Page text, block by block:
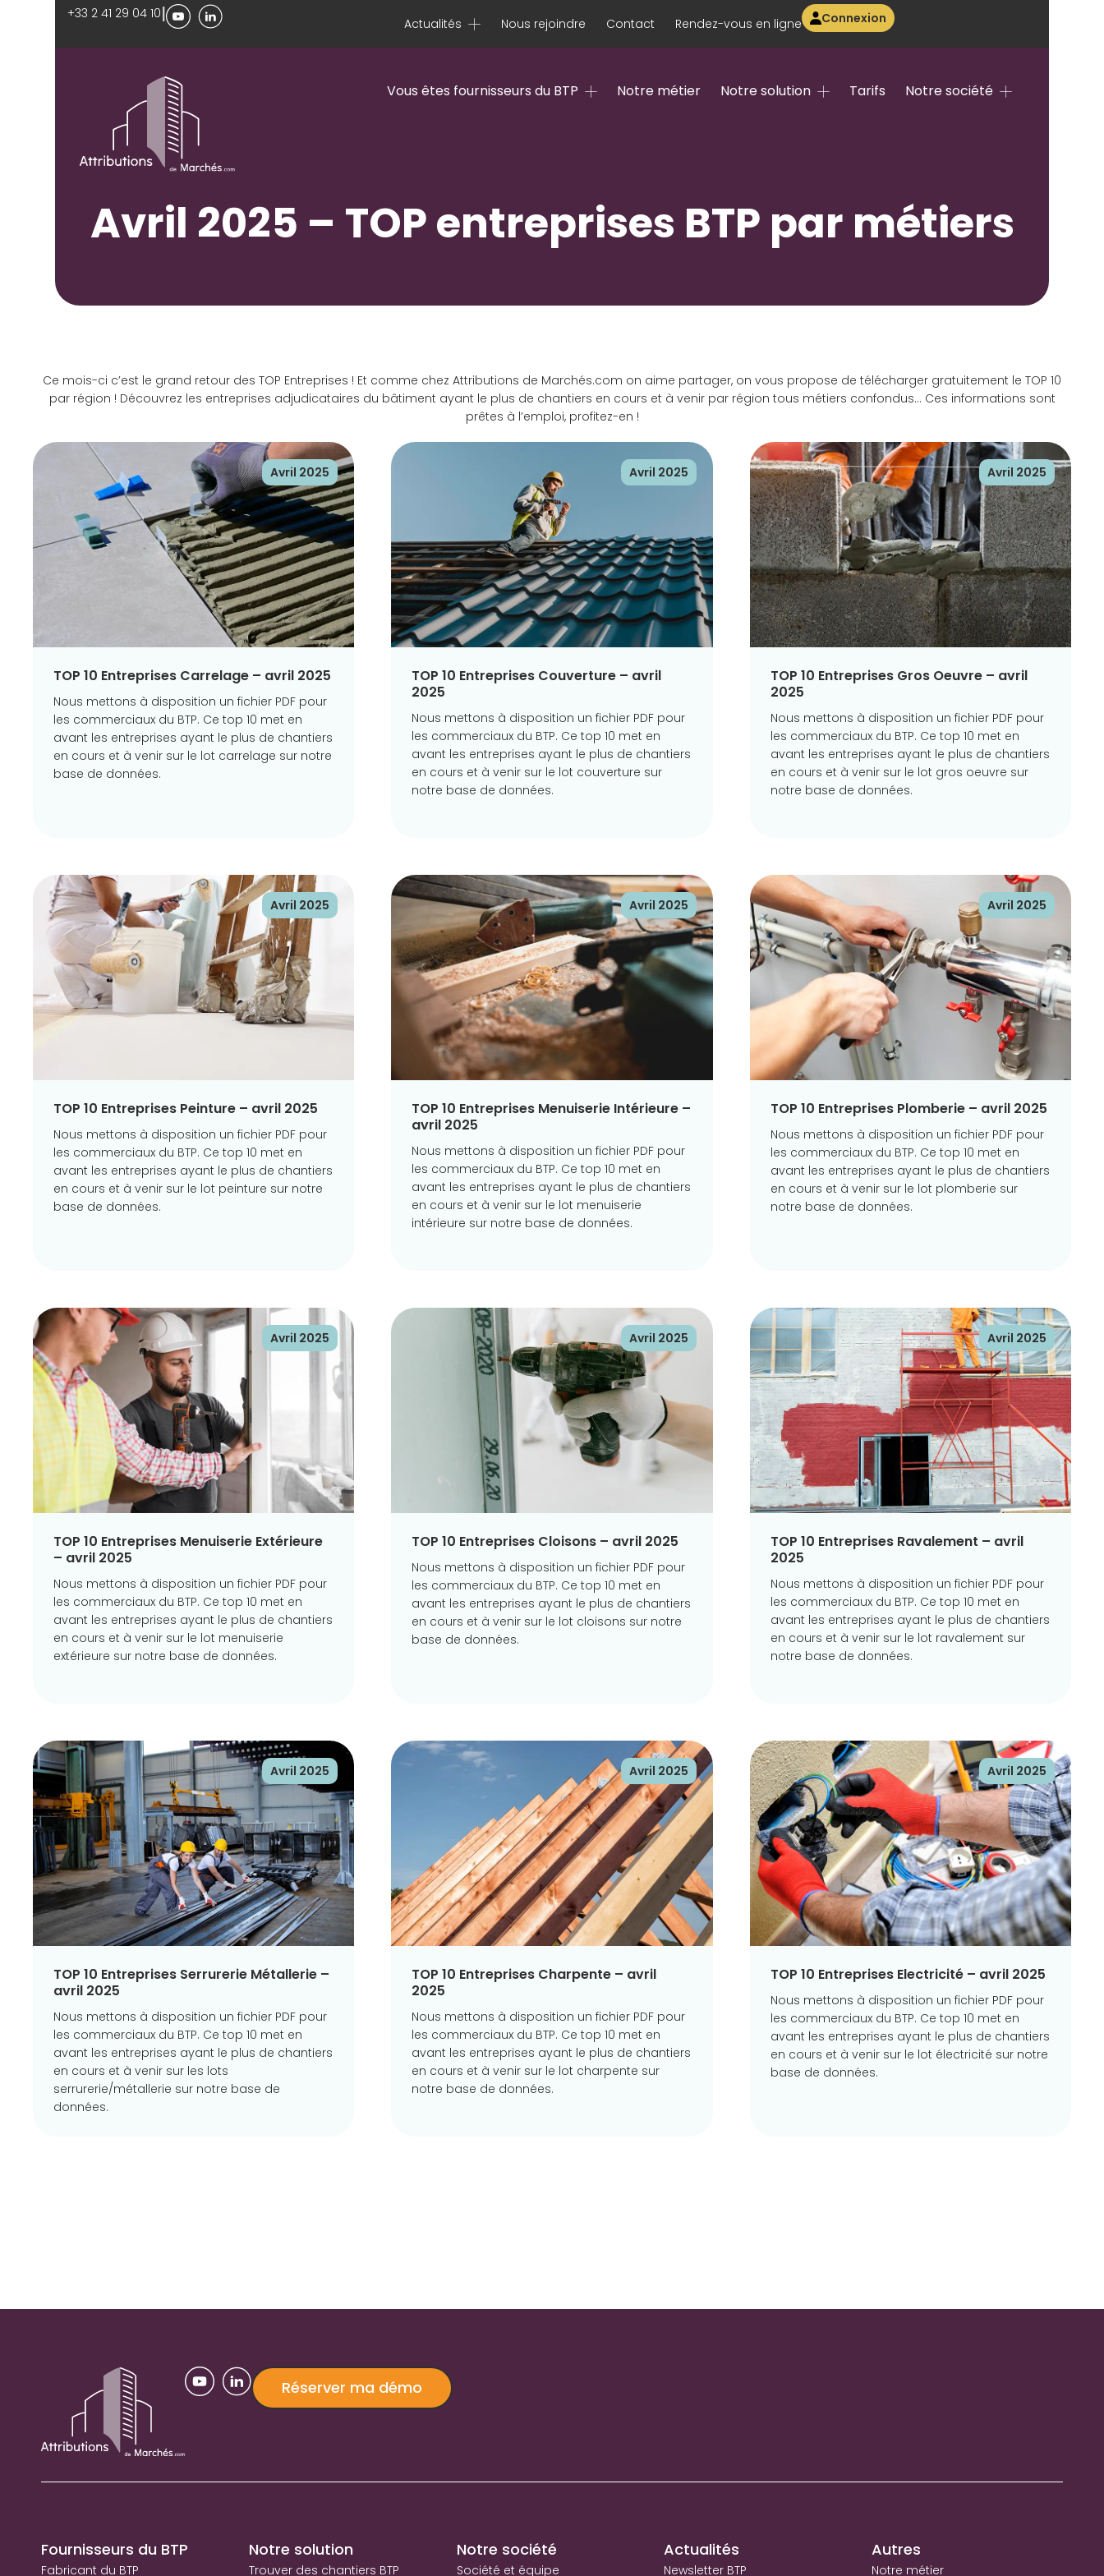
+33 2 41 29 04 10| Actualités Nous rejoindre Contact Rendez-vous en ligne Connexion
Vous êtes fournisseurs du BTP Notre métier Notre solution Tarifs Notre société
Avril 2025 – TOP entreprises BTP par métiers
Ce mois-ci c’est le grand retour des TOP Entreprises ! Et comme chez Attributions de Marchés.com on aime partager, on vous propose de télécharger gratuitement le TOP 10
par région ! Découvrez les entreprises adjudicataires du bâtiment ayant le plus de chantiers en cours et à venir par région tous métiers confondus… Ces informations sont
prêtes à l’emploi, profitez-en !
Avril 2025
TOP 10 Entreprises Carrelage – avril 2025
Nous mettons à disposition un fichier PDF pour
les commerciaux du BTP. Ce top 10 met en
avant les entreprises ayant le plus de chantiers
en cours et à venir sur le lot carrelage sur notre
base de données.
Avril 2025
TOP 10 Entreprises Couverture – avril
2025
Nous mettons à disposition un fichier PDF pour
les commerciaux du BTP. Ce top 10 met en
avant les entreprises ayant le plus de chantiers
en cours et à venir sur le lot couverture sur
notre base de données.
Avril 2025
TOP 10 Entreprises Gros Oeuvre – avril
2025
Nous mettons à disposition un fichier PDF pour
les commerciaux du BTP. Ce top 10 met en
avant les entreprises ayant le plus de chantiers
en cours et à venir sur le lot gros oeuvre sur
notre base de données.
Avril 2025
TOP 10 Entreprises Peinture – avril 2025
Nous mettons à disposition un fichier PDF pour
les commerciaux du BTP. Ce top 10 met en
avant les entreprises ayant le plus de chantiers
en cours et à venir sur le lot peinture sur notre
base de données.
Avril 2025
TOP 10 Entreprises Menuiserie Intérieure –
avril 2025
Nous mettons à disposition un fichier PDF pour
les commerciaux du BTP. Ce top 10 met en
avant les entreprises ayant le plus de chantiers
en cours et à venir sur le lot menuiserie
intérieure sur notre base de données.
Avril 2025
TOP 10 Entreprises Plomberie – avril 2025
Nous mettons à disposition un fichier PDF pour
les commerciaux du BTP. Ce top 10 met en
avant les entreprises ayant le plus de chantiers
en cours et à venir sur le lot plomberie sur
notre base de données.
Avril 2025
TOP 10 Entreprises Menuiserie Extérieure
– avril 2025
Nous mettons à disposition un fichier PDF pour
les commerciaux du BTP. Ce top 10 met en
avant les entreprises ayant le plus de chantiers
en cours et à venir sur le lot menuiserie
extérieure sur notre base de données.
Avril 2025
TOP 10 Entreprises Cloisons – avril 2025
Nous mettons à disposition un fichier PDF pour
les commerciaux du BTP. Ce top 10 met en
avant les entreprises ayant le plus de chantiers
en cours et à venir sur le lot cloisons sur notre
base de données.
Avril 2025
TOP 10 Entreprises Ravalement – avril
2025
Nous mettons à disposition un fichier PDF pour
les commerciaux du BTP. Ce top 10 met en
avant les entreprises ayant le plus de chantiers
en cours et à venir sur le lot ravalement sur
notre base de données.
Avril 2025
TOP 10 Entreprises Serrurerie Métallerie –
avril 2025
Nous mettons à disposition un fichier PDF pour
les commerciaux du BTP. Ce top 10 met en
avant les entreprises ayant le plus de chantiers
en cours et à venir sur les lots
serrurerie/métallerie sur notre base de
données.
Avril 2025
TOP 10 Entreprises Charpente – avril
2025
Nous mettons à disposition un fichier PDF pour
les commerciaux du BTP. Ce top 10 met en
avant les entreprises ayant le plus de chantiers
en cours et à venir sur le lot charpente sur
notre base de données.
Avril 2025
TOP 10 Entreprises Electricité – avril 2025
Nous mettons à disposition un fichier PDF pour
les commerciaux du BTP. Ce top 10 met en
avant les entreprises ayant le plus de chantiers
en cours et à venir sur le lot électricité sur notre
base de données.
Réserver ma démo
Fournisseurs du BTP
Fabricant du BTP
Notre solution
Trouver des chantiers BTP
Notre société
Société et équipe
Actualités
Newsletter BTP
Autres
Notre métier